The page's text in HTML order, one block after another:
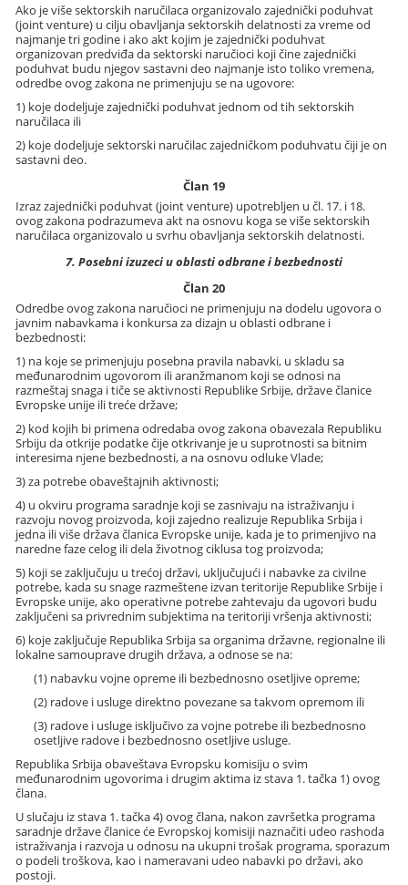
Ako je više sektorskih naručilaca organizovalo zajednički poduhvat
(joint venture) u cilju obavljanja sektorskih delatnosti za vreme od
najmanje tri godine i ako akt kojim je zajednički poduhvat
organizovan predviđa da sektorski naručioci koji čine zajednički
poduhvat budu njegov sastavni deo najmanje isto toliko vremena,
odredbe ovog zakona ne primenjuju se na ugovore:
1) koje dodeljuje zajednički poduhvat jednom od tih sektorskih
naručilaca ili
2) koje dodeljuje sektorski naručilac zajedničkom poduhvatu čiji je on
sastavni deo.
Član 19
Izraz zajednički poduhvat (joint venture) upotrebljen u čl. 17. i 18.
ovog zakona podrazumeva akt na osnovu koga se više sektorskih
naručilaca organizovalo u svrhu obavljanja sektorskih delatnosti.
7. Posebni izuzeci u oblasti odbrane i bezbednosti
Član 20
Odredbe ovog zakona naručioci ne primenjuju na dodelu ugovora o
javnim nabavkama i konkursa za dizajn u oblasti odbrane i
bezbednosti:
1) na koje se primenjuju posebna pravila nabavki, u skladu sa
međunarodnim ugovorom ili aranžmanom koji se odnosi na
razmeštaj snaga i tiče se aktivnosti Republike Srbije, države članice
Evropske unije ili treće države;
2) kod kojih bi primena odredaba ovog zakona obavezala Republiku
Srbiju da otkrije podatke čije otkrivanje je u suprotnosti sa bitnim
interesima njene bezbednosti, a na osnovu odluke Vlade;
3) za potrebe obaveštajnih aktivnosti;
4) u okviru programa saradnje koji se zasnivaju na istraživanju i
razvoju novog proizvoda, koji zajedno realizuje Republika Srbija i
jedna ili više država članica Evropske unije, kada je to primenjivo na
naredne faze celog ili dela životnog ciklusa tog proizvoda;
5) koji se zaključuju u trećoj državi, uključujući i nabavke za civilne
potrebe, kada su snage razmeštene izvan teritorije Republike Srbije i
Evropske unije, ako operativne potrebe zahtevaju da ugovori budu
zaključeni sa privrednim subjektima na teritoriji vršenja aktivnosti;
6) koje zaključuje Republika Srbija sa organima državne, regionalne ili
lokalne samouprave drugih država, a odnose se na:
(1) nabavku vojne opreme ili bezbednosno osetljive opreme;
(2) radove i usluge direktno povezane sa takvom opremom ili
(3) radove i usluge isključivo za vojne potrebe ili bezbednosno
osetljive radove i bezbednosno osetljive usluge.
Republika Srbija obaveštava Evropsku komisiju o svim
međunarodnim ugovorima i drugim aktima iz stava 1. tačka 1) ovog
člana.
U slučaju iz stava 1. tačka 4) ovog člana, nakon završetka programa
saradnje države članice će Evropskoj komisiji naznačiti udeo rashoda
istraživanja i razvoja u odnosu na ukupni trošak programa, sporazum
o podeli troškova, kao i nameravani udeo nabavki po državi, ako
postoji.